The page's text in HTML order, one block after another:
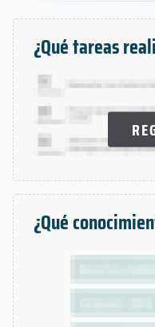
¿Qué tareas
¿Qué